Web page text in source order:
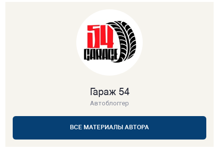
Гараж 54
Автоблоггер
ВСЕ МАТЕРИАЛЫ АВТОРА